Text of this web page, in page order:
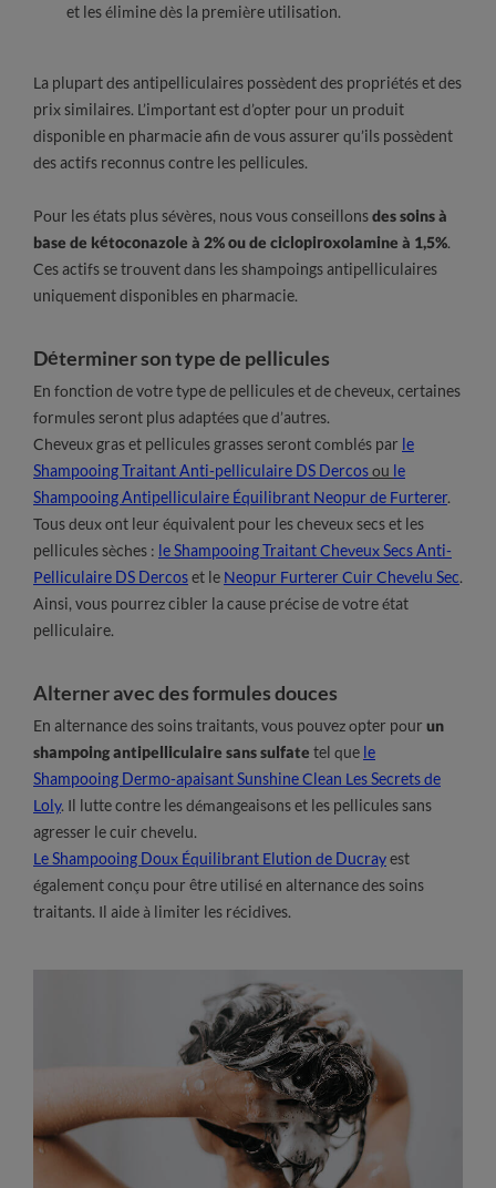
et les élimine dès la première utilisation.
La plupart des antipelliculaires possèdent des propriétés et des
prix similaires. L’important est d’opter pour un produit
disponible en pharmacie afin de vous assurer qu’ils possèdent
des actifs reconnus contre les pellicules.
Pour les états plus sévères, nous vous conseillonsdes soins à
base de kétoconazole à 2% ou de ciclopiroxolamine à 1,5%.
Ces actifs se trouvent dans les shampoings antipelliculaires
uniquement disponibles en pharmacie.
Déterminer son type de pellicules
En fonction de votre type de pellicules et de cheveux, certaines
formules seront plus adaptées que d’autres.
Cheveux gras et pellicules grasses seront comblés par le
Shampooing Traitant Anti-pelliculaire DS Dercosou le
Shampooing Antipelliculaire Équilibrant Neopur de Furterer.
Tous deux ont leur équivalent pour les cheveux secs et les
pellicules sèches : le Shampooing Traitant Cheveux Secs Anti-
Pelliculaire DS Dercoset le Neopur Furterer Cuir Chevelu Sec.
Ainsi, vous pourrez cibler la cause précise de votre état
pelliculaire.
Alterner avec des formules douces
En alternance des soins traitants, vous pouvez opter pour un
shampoing antipelliculaire sans sulfate tel que le
Shampooing Dermo-apaisant Sunshine Clean Les Secrets de
Loly. Il lutte contre les démangeaisons et les pellicules sans
agresser le cuir chevelu.
Le Shampooing Doux Équilibrant Elution de Ducrayest
également conçu pour être utilisé en alternance des soins
traitants. Il aide à limiter les récidives.